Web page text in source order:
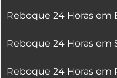
Reboque 24 Horas em
Reboque 24 Horas em
Reboque 24 Horas em